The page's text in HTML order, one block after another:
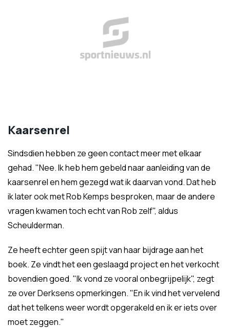
Kaarsenrel
Sindsdien hebben ze geen contact meer met elkaar
gehad. "Nee. Ik heb hem gebeld naar aanleiding van de
kaarsenrel en hem gezegd wat ik daarvan vond. Dat heb
ik later ook met Rob Kemps besproken, maar de andere
vragen kwamen toch echt van Rob zelf", aldus
Scheulderman.
Ze heeft echter geen spijt van haar bijdrage aan het
boek. Ze vindt het een geslaagd project en het verkocht
bovendien goed. "Ik vond ze vooral onbegrijpelijk", zegt
ze over Derksens opmerkingen. "En ik vind het vervelend
dat het telkens weer wordt opgerakeld en ik er iets over
moet zeggen."